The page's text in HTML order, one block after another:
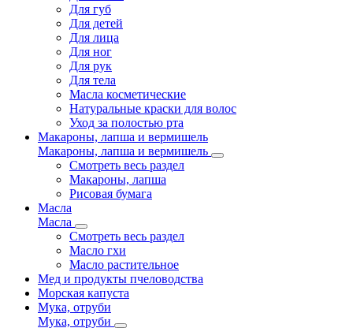
Для губ
Для детей
Для лица
Для ног
Для рук
Для тела
Масла косметические
Натуральные краски для волос
Уход за полостью рта
Макароны, лапша и вермишель
Макароны, лапша и вермишель
Смотреть весь раздел
Макароны, лапша
Рисовая бумага
Масла
Масла
Смотреть весь раздел
Масло гхи
Масло растительное
Мед и продукты пчеловодства
Морская капуста
Мука, отруби
Мука, отруби